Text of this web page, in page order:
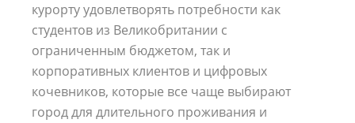
курорту удовлетворять потребности как
студентов из Великобритании с
ограниченным бюджетом, так и
корпоративных клиентов и цифровых
кочевников, которые все чаще выбирают
город для длительного проживания и